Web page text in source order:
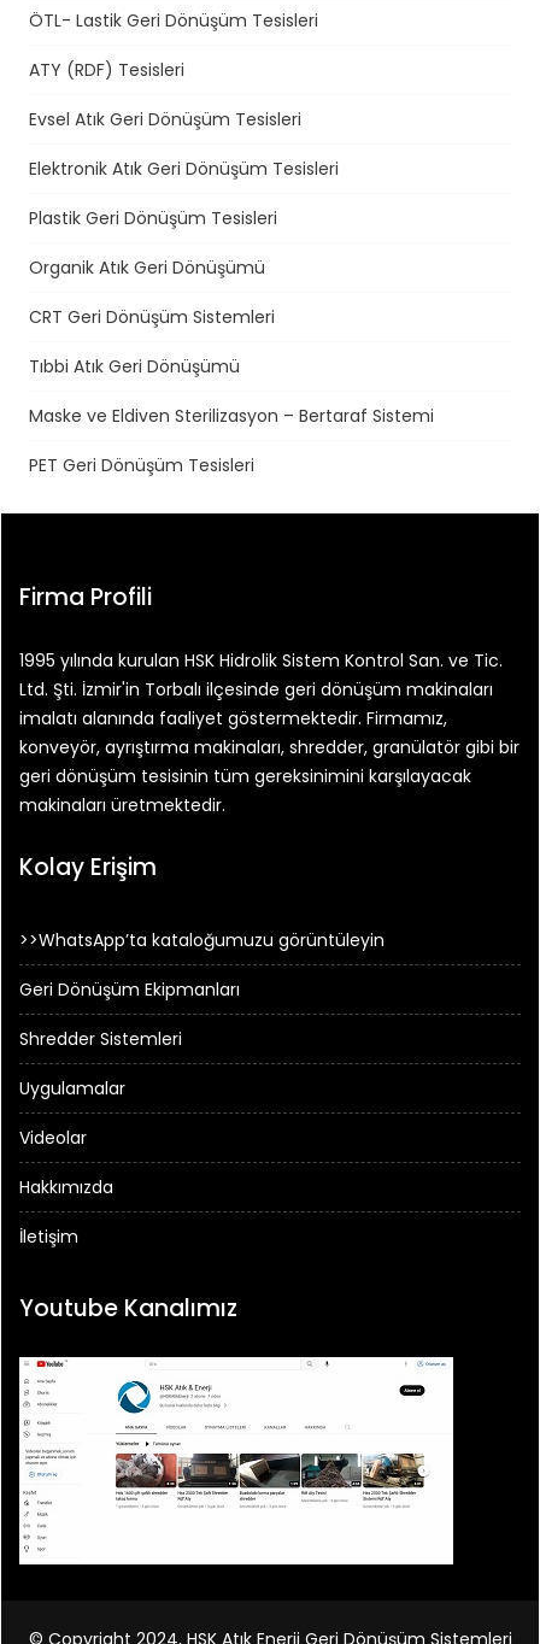
ÖTL- Lastik Geri Dönüşüm Tesisleri
ATY (RDF) Tesisleri
Evsel Atık Geri Dönüşüm Tesisleri
Elektronik Atık Geri Dönüşüm Tesisleri
Plastik Geri Dönüşüm Tesisleri
Organik Atık Geri Dönüşümü
CRT Geri Dönüşüm Sistemleri
Tıbbi Atık Geri Dönüşümü
Maske ve Eldiven Sterilizasyon – Bertaraf Sistemi
PET Geri Dönüşüm Tesisleri
Firma Profili
1995 yılında kurulan HSK Hidrolik Sistem Kontrol San. ve Tic.
Ltd. Şti. İzmir'in Torbalı ilçesinde geri dönüşüm makinaları
imalatı alanında faaliyet göstermektedir. Firmamız,
konveyör, ayrıştırma makinaları, shredder, granülatör gibi bir
geri dönüşüm tesisinin tüm gereksinimini karşılayacak
makinaları üretmektedir.
Kolay Erişim
>>WhatsApp’ta kataloğumuzu görüntüleyin
Geri Dönüşüm Ekipmanları
Shredder Sistemleri
Uygulamalar
Videolar
Hakkımızda
İletişim
Youtube Kanalımız
© Copyright 2024, HSK Atık Enerji Geri Dönüşüm Sistemleri